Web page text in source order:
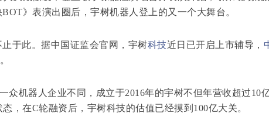
》表演出圈后，宇树机器人登上的又一个大舞台。
此。据中国证监会官网，宇树科技近日已开启上市辅导，
众机器人企业不同，成立于2016年的宇树不但年营收超过10亿
，在C轮融资后，宇树科技的估值已经摸到100亿大关。